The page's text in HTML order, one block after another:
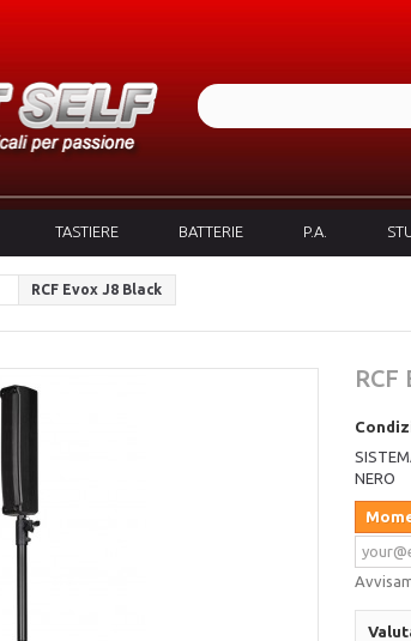
TASTIERE BATTERIE P.A.
RCF Evox J8 Black
RCF
NERO